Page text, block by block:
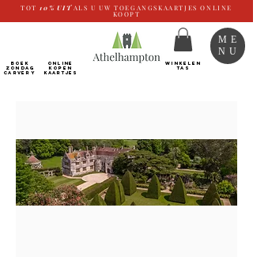
TOT 10% UIT ALS U UW TOEGANGSKAARTJES ONLINE
KOOPT
BOEK
ZONDAG
CARVERY
ONLINE
kopen
Kaartjes
WINKELEN
TAS
ME
NU